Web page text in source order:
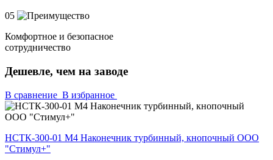
05
Комфортное и безопасное
сотрудничество
Дешевле, чем на заводе
В сравнение В избранное
НСТК-300-01 М4 Наконечник турбинный, кнопочный ООО
"Стимул+"